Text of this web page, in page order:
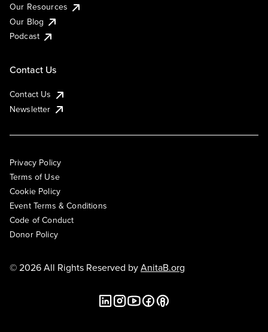
Our Resources
Our Blog
Podcast
Contact Us
Contact Us
Newsletter
Privacy Policy
Terms of Use
Cookie Policy
Event Terms & Conditions
Code of Conduct
Donor Policy
© 2026 All Rights Reserved byAnitaB.org